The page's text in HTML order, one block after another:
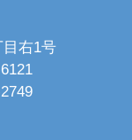
右1号